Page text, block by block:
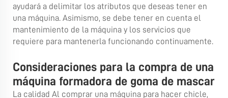
ayudará a delimitar los atributos que deseas tener en
una máquina. Asimismo, se debe tener en cuenta el
mantenimiento de la máquina y los servicios que
requiere para mantenerla funcionando continuamente.
Consideraciones para la compra de una
máquina formadora de goma de mascar
La calidad Al comprar una máquina para hacer chicle,